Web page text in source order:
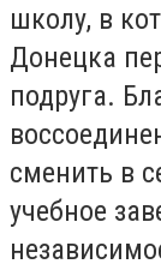
школу, в
Донецка
подруга.
сменить в
учебное